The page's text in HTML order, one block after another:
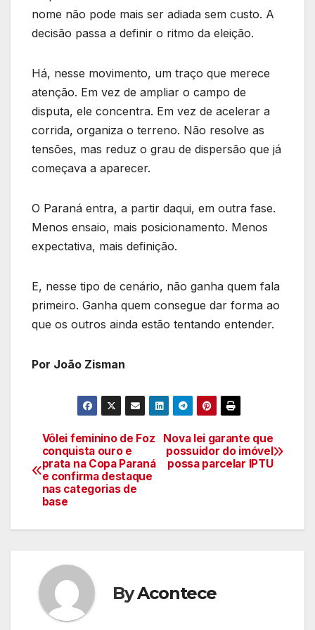
nome não pode mais ser adiada sem custo. A
decisão passa a definir o ritmo da eleição.
Há, nesse movimento, um traço que merece
atenção. Em vez de ampliar o campo de
disputa, ele concentra. Em vez de acelerar a
corrida, organiza o terreno. Não resolve as
tensões, mas reduz o grau de dispersão que já
começava a aparecer.
O Paraná entra, a partir daqui, em outra fase.
Menos ensaio, mais posicionamento. Menos
expectativa, mais definição.
E, nesse tipo de cenário, não ganha quem fala
primeiro. Ganha quem consegue dar forma ao
que os outros ainda estão tentando entender.
Por João Zisman
Navegação
de
artigos
Nova lei garante que
possuidor do imóvel
possa parcelar IPTU
Vôlei feminino de Foz
conquista ouro e
prata na Copa Paraná
e confirma destaque
nas categorias de
base
ByAcontece